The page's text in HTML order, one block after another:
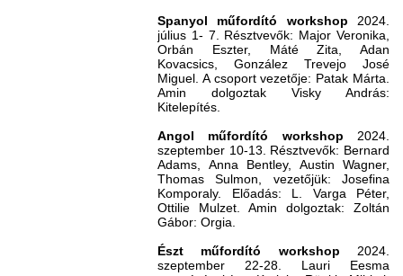
Spanyol műfordító workshop 2024.
július 1- 7. Résztvevők: Major Veronika,
Orbán Eszter, Máté Zita, Adan
Kovacsics, González Trevejo José
Miguel. A csoport vezetője: Patak Márta.
Amin dolgoztak Visky András:
Kitelepítés.
Angol műfordító workshop 2024.
szeptember 10-13. Résztvevők: Bernard
Adams, Anna Bentley, Austin Wagner,
Thomas Sulmon, vezetőjük: Josefina
Komporaly. Előadás: L. Varga Péter,
Ottilie Mulzet. Amin dolgoztak: Zoltán
Gábor: Orgia.
Észt műfordító workshop 2024.
szeptember 22-28. Lauri Eesma